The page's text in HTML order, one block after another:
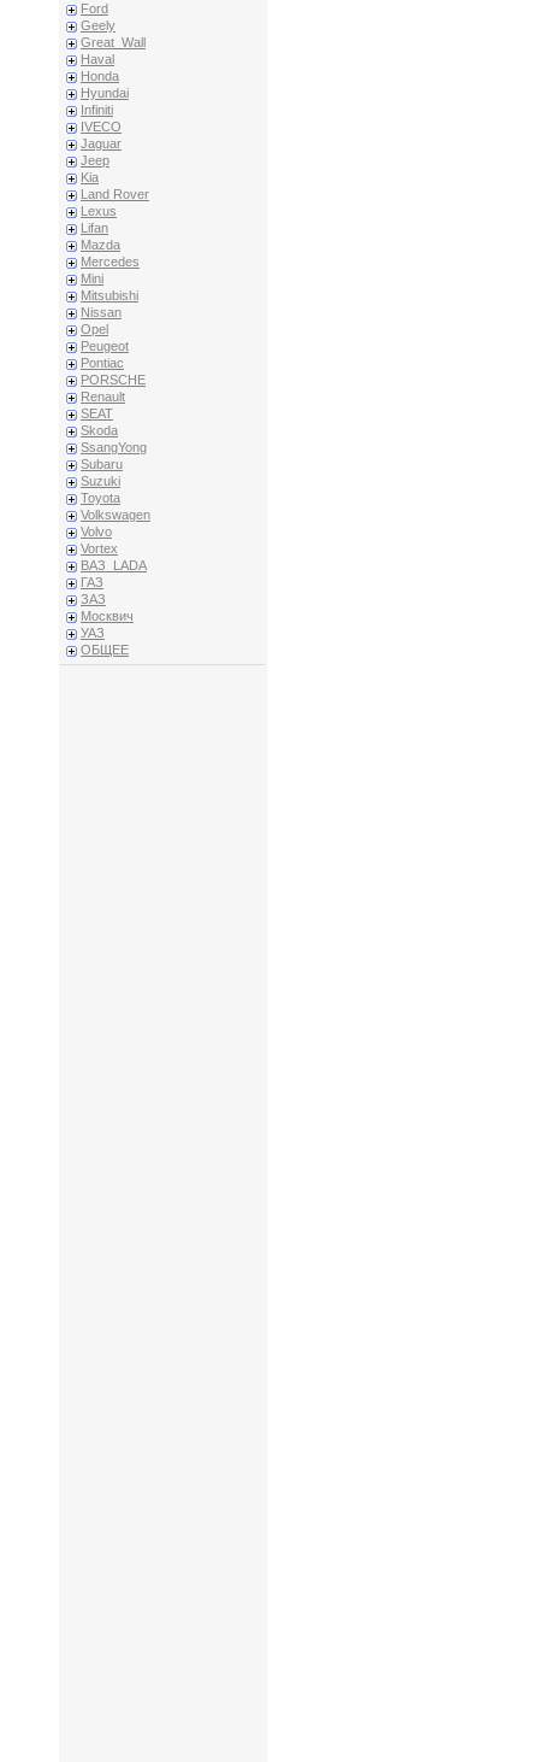
Ford
Geely
Great_Wall
Haval
Honda
Hyundai
Infiniti
IVECO
Jaguar
Jeep
Kia
Land Rover
Lexus
Lifan
Mazda
Mercedes
Mini
Mitsubishi
Nissan
Opel
Peugeot
Pontiac
PORSCHE
Renault
SEAT
Skoda
SsangYong
Subaru
Suzuki
Toyota
Volkswagen
Volvo
Vortex
ВАЗ_LADA
ГАЗ
ЗАЗ
Москвич
УАЗ
ОБЩЕЕ